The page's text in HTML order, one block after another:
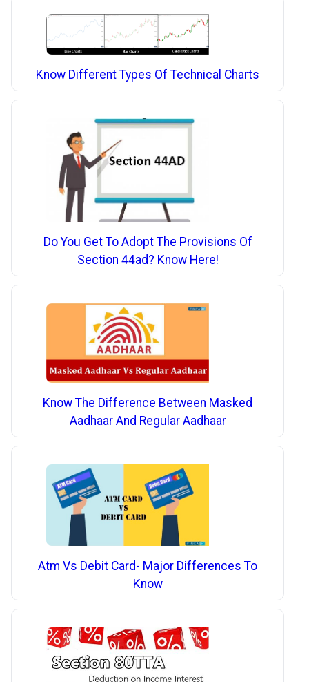
Know Different Types Of Technical Charts
Do You Get To Adopt The Provisions Of
Section 44ad? Know Here!
Know The Difference Between Masked
Aadhaar And Regular Aadhaar
Atm Vs Debit Card- Major Differences To
Know